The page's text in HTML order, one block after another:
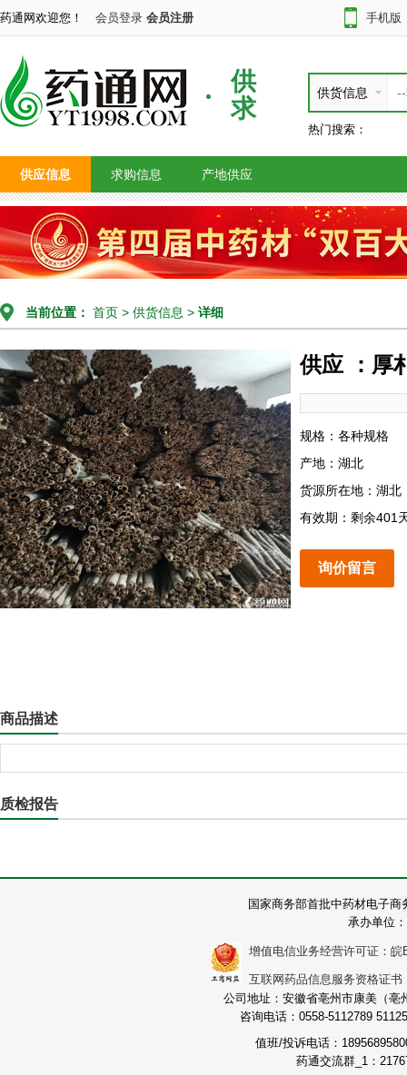
药通网欢迎您！ 会员登录 会员注册 手机版
供
求
供货信息
热门搜索：
供应信息 求购信息 产地供应
当前位置： 首页 > 供货信息 > 详细
供应 ：厚
规格：各种规格
产地：湖北
货源所在地：湖北
有效期：剩余401
询价留言
商品描述
质检报告
国家商务部首批中药材电子
承办单位
增值电信业务经营许可证：皖
互联网药品信息服务资格证
公司地址：安徽省亳州市康美（
咨询电话：0558-5112789
值班/投诉电话：
药通交流群_1：